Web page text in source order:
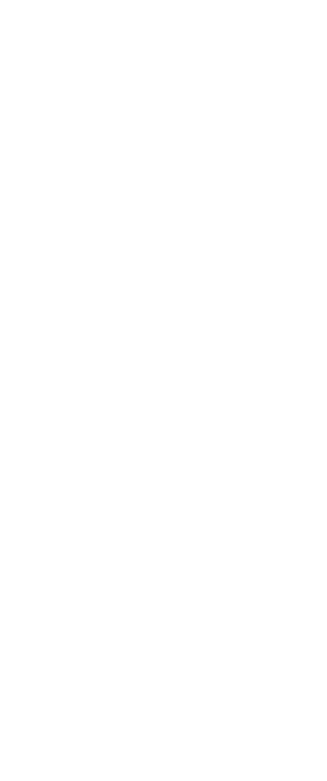
上版
風險布局與韌性
GPT 全面開放體驗延長到8月!!
識平台
TPCA 百岳登頂_南橫三星
員問卷暨7/31交流餐敘報名
齡球聯誼賽 熱烈報名中（8/3報名截
板協會官網將迎來新面貌，7/1 新官